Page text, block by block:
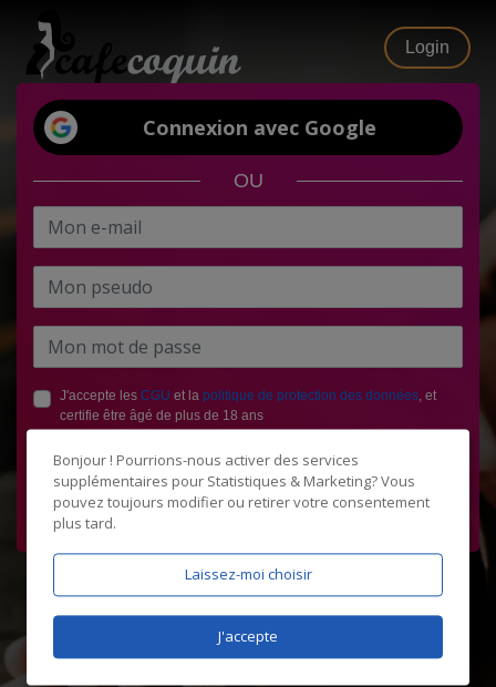
Login
Connexion avec Google
OU
J'accepte les CGU et la politique de protection des données, et
certifie être âgé de plus de 18 ans
Bonjour ! Pourrions-nous activer des services
supplémentaires pour Statistiques & Marketing? Vous
pouvez toujours modifier ou retirer votre consentement
plus tard.
Laissez-moi choisir
J'accepte